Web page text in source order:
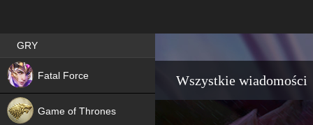
Wszystkie wiadomości
Best RPG games in Poland
GRY
Fatal Force
NEW
Game of Thrones